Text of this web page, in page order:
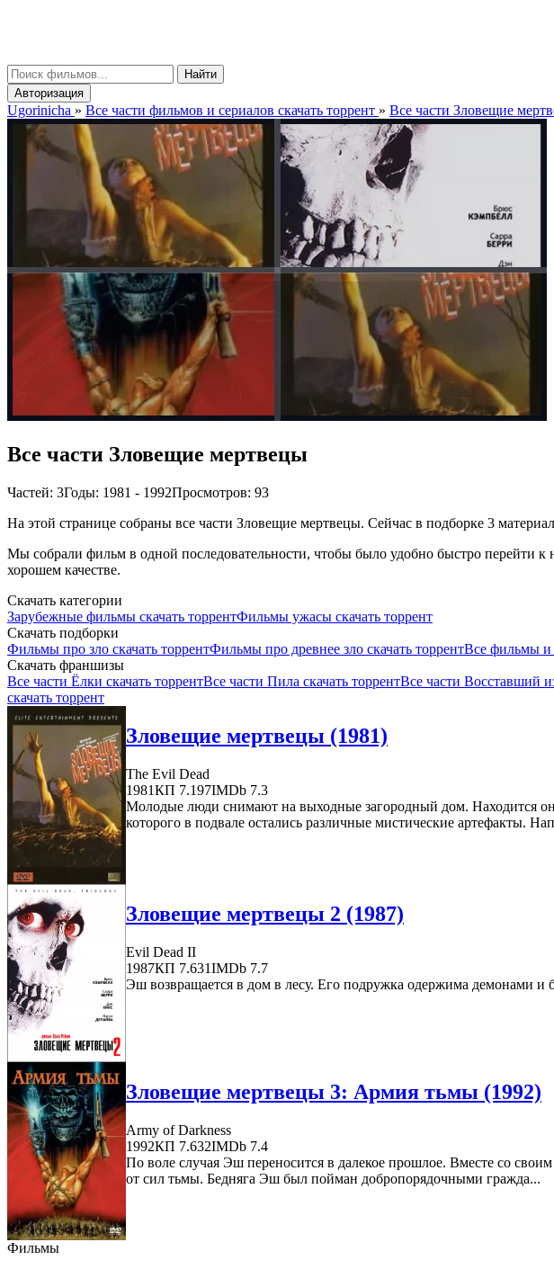
Найти
Авторизация
Ugorinicha » Все части фильмов и сериалов скачать торрент » Все части Зловещие
Все части Зловещие мертвецы
Частей: 3Годы: 1981 - 1992Просмотров: 93
На этой странице собраны все части Зловещие мертвецы. Сейчас в подборке 3
Мы собрали фильм в одной последовательности, чтобы было удобно быстро перейти к
хорошем качестве.
Скачать категории
Зарубежные фильмы скачать торрентФильмы ужасы скачать торрент
Скачать подборки
Фильмы про зло скачать торрентФильмы про древнее зло скачать торрентВсе фильмы и
Скачать франшизы
Все части Ёлки скачать торрентВсе части Пила скачать торрентВсе части Восставший
скачать торрент
Зловещие мертвецы (1981)
The Evil Dead
1981КП 7.197IMDb 7.3
Молодые люди снимают на выходные загородный дом. Находится
которого в подвале остались различные мистические артефакты.
Зловещие мертвецы 2 (1987)
Evil Dead II
1987КП 7.631IMDb 7.7
Эш возвращается в дом в лесу. Его подружка одержима демонами
Зловещие мертвецы 3: Армия тьмы (1992)
Army of Darkness
1992КП 7.632IMDb 7.4
По воле случая Эш переносится в далекое прошлое. Вместе со
от сил тьмы. Бедняга Эш был пойман добропорядочными гражда...
Фильмы